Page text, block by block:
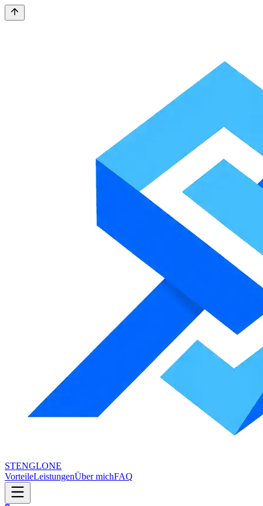
STENGLONE
VorteileLeistungenÜber michFAQ